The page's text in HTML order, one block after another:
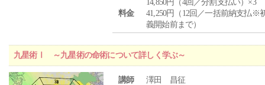
料金
14,850円（4回／分割支払い）×3
41,250円（12回／一括前納支払※
義開始前まで）
九星術Ⅰ ～九星術の命術について詳しく学ぶ～
講師 澤田 昌征